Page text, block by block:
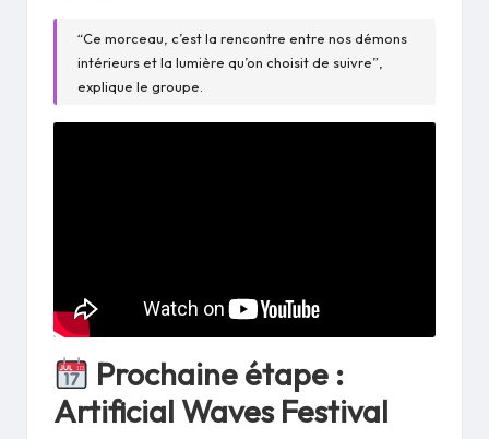
“Ce morceau, c’est la rencontre entre nos démons
intérieurs et la lumière qu’on choisit de suivre”,
explique le groupe.
Prochaine étape :
Artificial Waves Festival